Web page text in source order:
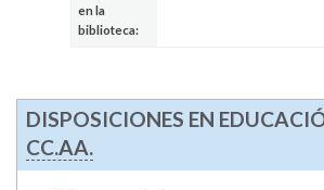
en la
biblioteca:
DISPOSICIONES EN
CC.AA.